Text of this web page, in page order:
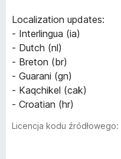
Localization updates:
- Interlingua (ia)
- Dutch (nl)
- Breton (br)
- Guarani (gn)
- Kaqchikel (cak)
- Croatian (hr)
Licencja kodu źródłowego: